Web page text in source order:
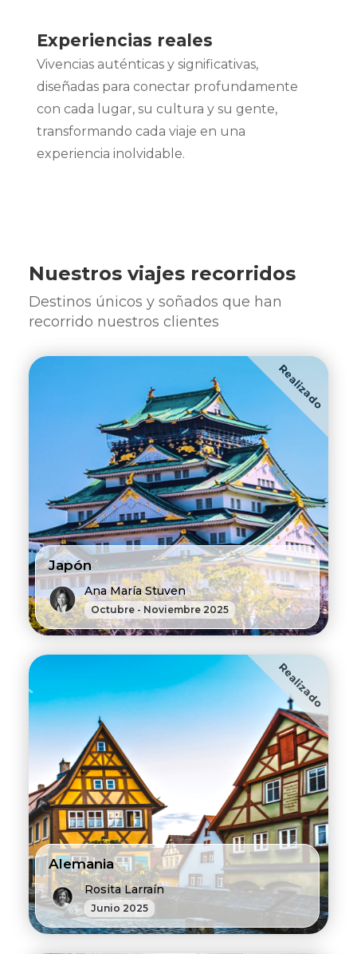
Experiencias reales
Vivencias auténticas y significativas,
diseñadas para conectar profundamente
con cada lugar, su cultura y su gente,
transformando cada viaje en una
experiencia inolvidable.
Nuestros viajes recorridos
Destinos únicos y soñados que han
recorrido nuestros clientes
Realizado
Japón
Ana María Stuven
Octubre - Noviembre 2025
Realizado
Alemania
Rosita Larraín
Junio 2025